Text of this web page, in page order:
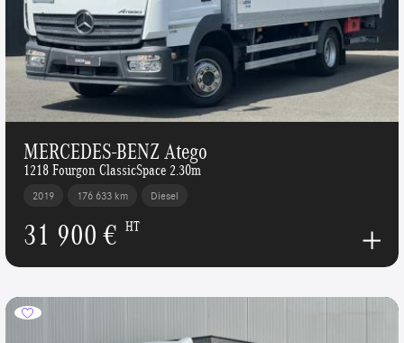
MERCEDES-BENZ Atego
1218 Fourgon ClassicSpace 2.30m
2019 176 633 km Diesel
31 900 € HT